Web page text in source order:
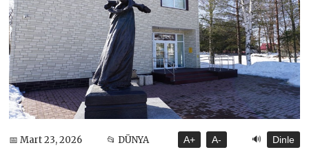
📅 Mart 23, 2026 📂 DÜNYA A+ A- 🔊 Dinle